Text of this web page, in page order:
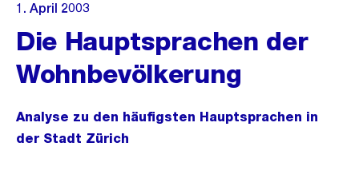
1. April 2003
Die Hauptsprachen der
Wohnbevölkerung
Analyse zu den häufigsten Hauptsprachen in
der Stadt Zürich